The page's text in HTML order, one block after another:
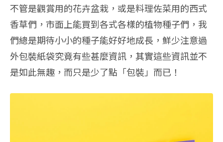
不管是觀賞用的花卉盆栽，或是料理佐菜用的西式
香草們，市面上能買到各式各樣的植物種子們，我
們總是期待小小的種子能好好地成長，鮮少注意過
外包裝紙袋究竟有些甚麼資訊，其實這些資訊並不
是如此無趣，而只是少了點「包裝」而已！